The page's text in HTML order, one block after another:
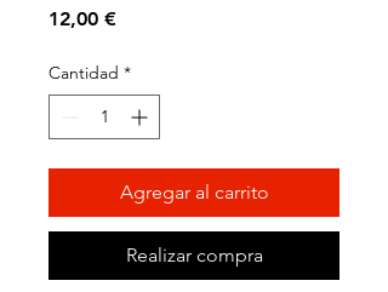
12,00 €Precio
Cantidad *
Agregar al carrito
Realizar compra